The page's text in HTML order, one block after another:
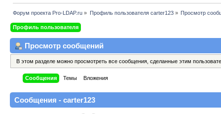
Форум проекта Pro-LDAP.ru » Профиль пользователя carter123» Просмотр
Профиль пользователя
Просмотр сообщений
В этом разделе можно просмотреть все сообщения, сделанные этим
Сообщения Темы Вложения
Сообщения - carter123